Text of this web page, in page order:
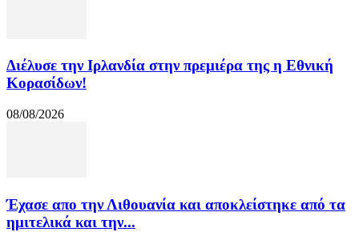
Διέλυσε την Ιρλανδία στην πρεμιέρα της η Εθνική
Κορασίδων!
08/08/2026
Έχασε απο την Λιθουανία και αποκλείστηκε από τα
ημιτελικά και την...